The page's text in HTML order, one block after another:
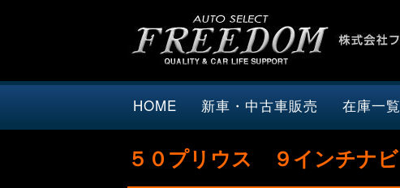
HOME 新車・中古車販売 在庫一覧
５０プリウス ９インチナビ